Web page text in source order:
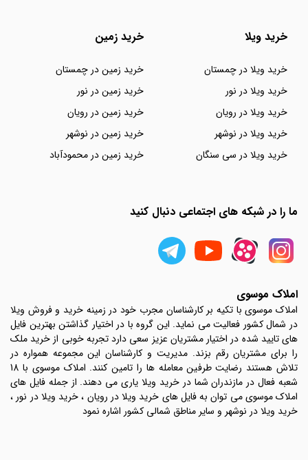
خرید ویلا
خرید ویلا در چمستان
خرید ویلا در نور
خرید ویلا در رویان
خرید ویلا در نوشهر
خرید ویلا در سی سنگان
خرید زمین
خرید زمین در چمستان
خرید زمین در نور
خرید زمین در رویان
خرید زمین در نوشهر
خرید زمین در محمودآباد
ما را در شبکه های اجتماعی دنبال کنید
املاک موسوی
املاک موسوی با تکیه بر کارشناسان مجرب خود در زمینه خرید و فروش ویلا
در شمال کشور فعالیت می نماید. این گروه با در اختیار گذاشتن بهترین فایل
های تایید شده در اختیار مشتریان عزیز سعی دارد تجربه خوبی از خرید ملک
را برای مشتریان رقم بزند. مدیریت و کارشناسان این مجموعه همواره در
تلاش هستند رضایت طرفین معامله ها را تامین کنند. املاک موسوی با 18
شعبه فعال در مازندران شما در خرید ویلا یاری می دهند. از جمله فایل های
املاک موسوی می توان به فایل های خرید ویلا در رویان ، خرید ویلا در نور ،
خرید ویلا در نوشهر و سایر مناطق شمالی کشور اشاره نمود